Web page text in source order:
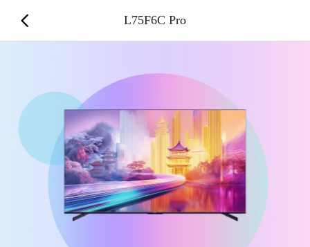
L75F6C Pro